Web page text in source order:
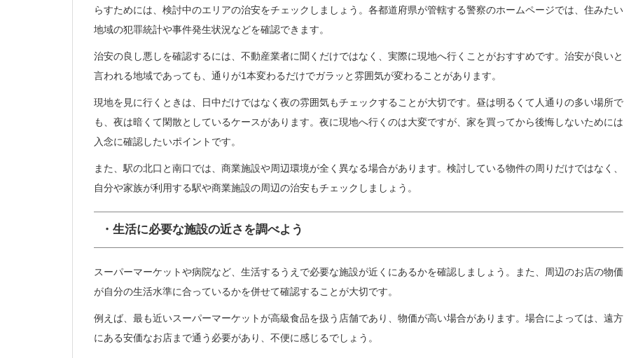
らすためには、検討中のエリアの治安をチェックしましょう。各都道府県が管轄する警察のホームページでは、住みたい
地域の犯罪統計や事件発生状況などを確認できます。
治安の良し悪しを確認するには、不動産業者に聞くだけではなく、実際に現地へ行くことがおすすめです。治安が良いと
言われる地域であっても、通りが1本変わるだけでガラッと雰囲気が変わることがあります。
現地を見に行くときは、日中だけではなく夜の雰囲気もチェックすることが大切です。昼は明るくて人通りの多い場所で
も、夜は暗くて閑散としているケースがあります。夜に現地へ行くのは大変ですが、家を買ってから後悔しないためには
入念に確認したいポイントです。
また、駅の北口と南口では、商業施設や周辺環境が全く異なる場合があります。検討している物件の周りだけではなく、
自分や家族が利用する駅や商業施設の周辺の治安もチェックしましょう。
・生活に必要な施設の近さを調べよう
スーパーマーケットや病院など、生活するうえで必要な施設が近くにあるかを確認しましょう。また、周辺のお店の物価
が自分の生活水準に合っているかを併せて確認することが大切です。
例えば、最も近いスーパーマーケットが高級食品を扱う店舗であり、物価が高い場合があります。場合によっては、遠方
にある安価なお店まで通う必要があり、不便に感じるでしょう。